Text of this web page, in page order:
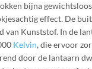
bijna
effect. De
van Kunststof. In de
Kelvin, die ervoor
door de lantaarn